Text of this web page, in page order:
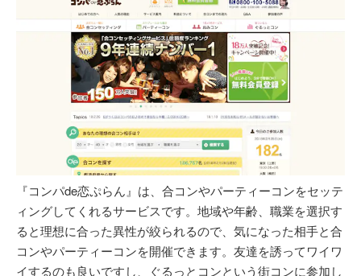
『コンパde恋ぷらん』は、合コンやパーティーコンをセッテ
ィングしてくれるサービスです。地域や年齢、職業を選択す
ると理想に合った異性が絞られるので、気になった相手と合
コンやパーティーコンを開催できます。友達を誘ってワイワ
イするのも良いですし、ぐるっとコンという街コンに参加し